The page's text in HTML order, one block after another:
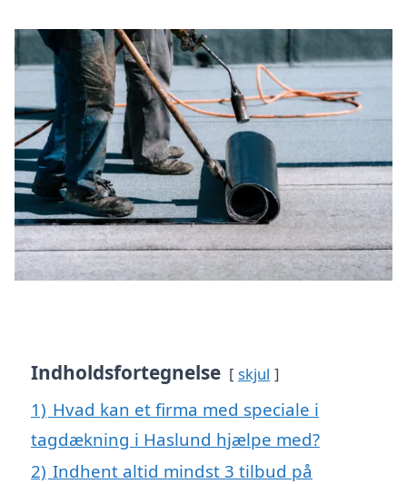
Indholdsfortegnelse skjul
1) Hvad kan et firma med speciale i
tagdækning i Haslund hjælpe med?
2) Indhent altid mindst 3 tilbud på